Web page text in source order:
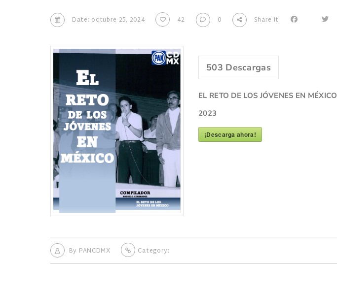
Date: octubre 25, 2024 42 0 Share It
503 Descargas
EL RETO DE LOS JÓVENES EN MÉXICO
2023
¡Descarga ahora!
By PANCDMX Category: